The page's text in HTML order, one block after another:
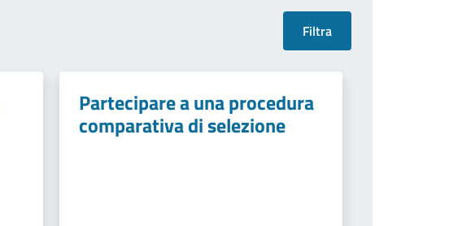
Partecipare a una procedura
comparativa di selezione